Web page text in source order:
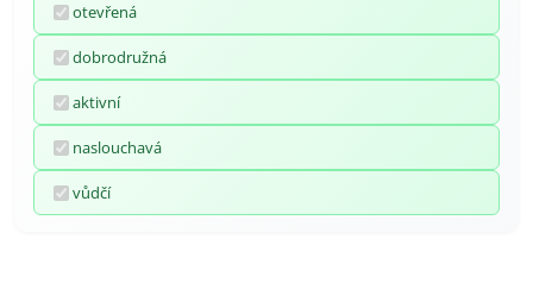
otevřená
dobrodružná
aktivní
naslouchavá
vůdčí